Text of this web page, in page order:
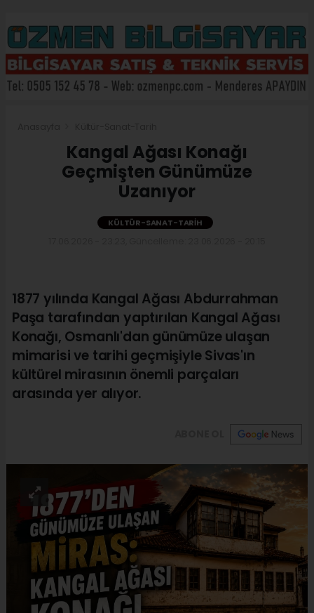
Kangal Ağası Konağı
Geçmişten Günümüze
Uzanıyor
KÜLTÜR-SANAT-TARIH
1877 yılında Kangal Ağası Abdurrahman
Paşa tarafından yaptırılan Kangal Ağası
Konağı, Osmanlı'dan günümüze ulaşan
mimarisi ve tarihi geçmişiyle Sivas'ın
kültürel mirasının önemli parçaları
arasında yer alıyor.